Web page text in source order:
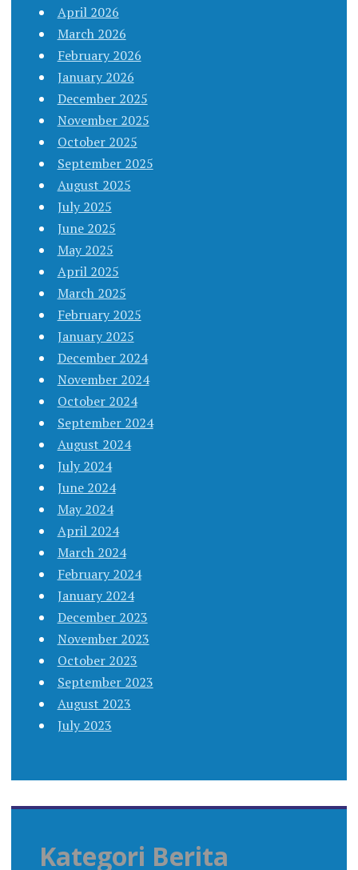
April 2026
March 2026
February 2026
January 2026
December 2025
November 2025
October 2025
September 2025
August 2025
July 2025
June 2025
May 2025
April 2025
March 2025
February 2025
January 2025
December 2024
November 2024
October 2024
September 2024
August 2024
July 2024
June 2024
May 2024
April 2024
March 2024
February 2024
January 2024
December 2023
November 2023
October 2023
September 2023
August 2023
July 2023
Kategori Berita